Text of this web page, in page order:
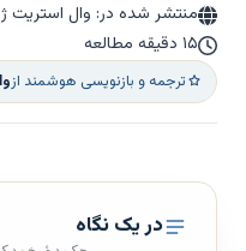
منتشر شده در: وال استریت
۱۵ دقیقه مطالعه
ترجمه و بازنویسی هوشمند از
در یک نگاه